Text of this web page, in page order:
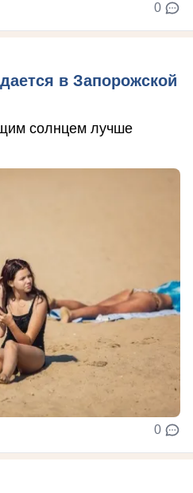
0
в Запорожской
солнцем лучше
0